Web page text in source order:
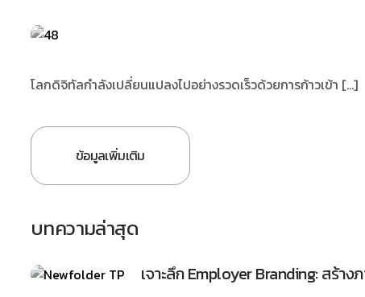
โลกดิจิทัลกำลังเปลี่ยนแปลงไปอย่างรวดเร็วด้วยการก้าวเข้า […]
ข้อมูลเพิ่มเติม
บทความล่าสุด
เจาะลึก Employer Branding: สร้า